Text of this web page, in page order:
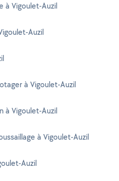
à Vigoulet-Auzil
Auzil
à Vigoulet-Auzil
à Vigoulet-Auzil
à Vigoulet-Auzil
Auzil